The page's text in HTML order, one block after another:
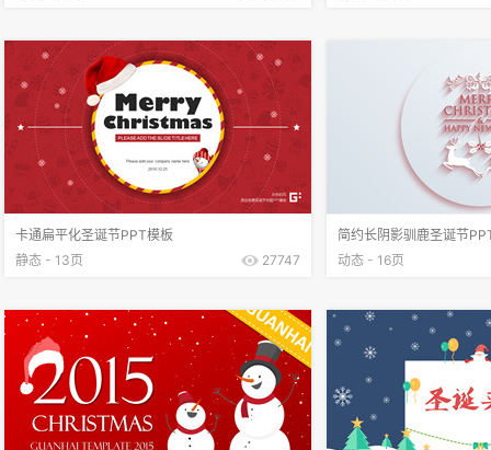
卡通扁平化圣诞节PPT模板
静态 - 13页
27747
简约长阴影驯鹿圣诞节
动态 - 16页